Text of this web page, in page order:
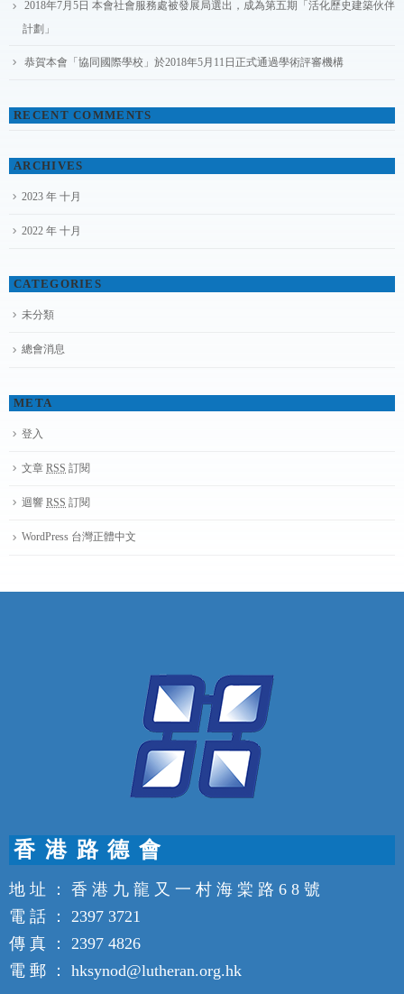
2018年7月5日 本會社會服務處被發展局選出，成為第五期「活化歷史建築伙伴
計劃」
恭賀本會「協同國際學校」於2018年5月11日正式通過學術評審機構
RECENT COMMENTS
ARCHIVES
2023 年 十月
2022 年 十月
CATEGORIES
未分類
總會消息
META
登入
文章 RSS 訂閱
迴響 RSS 訂閱
WordPress 台灣正體中文
香 港 路 德 會
地 址 ： 香 港 九 龍 又 一 村 海 棠 路 6 8 號
電 話 ： 2397 3721
傳 真 ： 2397 4826
電 郵 ： hksynod@lutheran.org.hk